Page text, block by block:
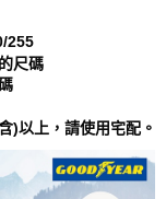
採取法律行動。
255
尺碼
)以上，請使用宅配。